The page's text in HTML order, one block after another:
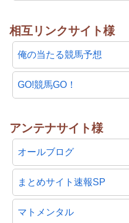
相互リンクサイト様
俺の当たる競馬予想
GO!競馬GO！
アンテナサイト様
オールブログ
まとめサイト速報SP
マトメンタル